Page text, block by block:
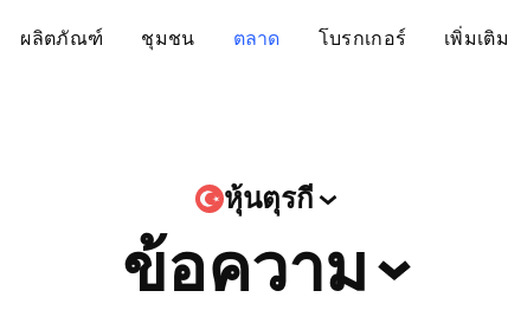
ผลิตภัณฑ์ ชุมชน ตลาด โบรกเกอร์ เพิ่มเติม
หุ้นตุรกี
ข้อความ